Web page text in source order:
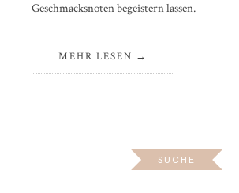
Geschmacksnoten begeistern lassen.
MEHR LESEN
SUCHE